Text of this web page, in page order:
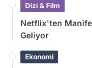
Dizi & Film
Netflix'ten
Geliyor
Ekonomi